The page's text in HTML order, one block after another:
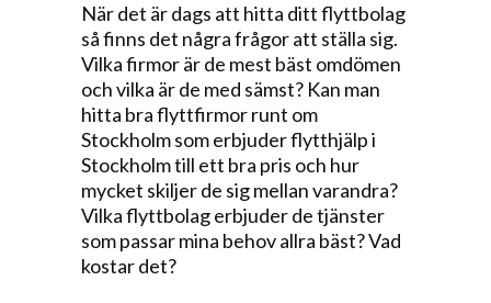
När det är dags att hitta ditt flyttbolag
så finns det några frågor att ställa sig.
Vilka firmor är de mest bäst omdömen
och vilka är de med sämst? Kan man
hitta bra flyttfirmor runt om
Stockholm som erbjuder flytthjälp i
Stockholm till ett bra pris och hur
mycket skiljer de sig mellan varandra?
Vilka flyttbolag erbjuder de tjänster
som passar mina behov allra bäst? Vad
kostar det?